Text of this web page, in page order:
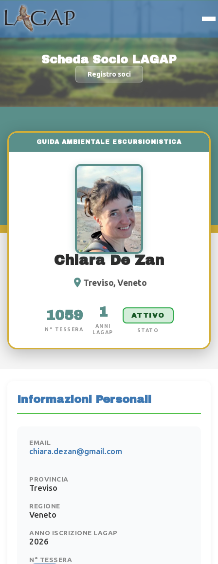
Scheda Socio LAGAP
Registro soci
Chiara De Zan
Treviso, Veneto
1059
N° TESSERA
1
ANNI
LAGAP
ATTIVO
STATO
Informazioni Personali
EMAIL
chiara.dezan@gmail.com
PROVINCIA
Treviso
REGIONE
Veneto
ANNO ISCRIZIONE LAGAP
2026
N° TESSERA